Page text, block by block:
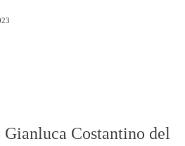
Gianluca Costantino del